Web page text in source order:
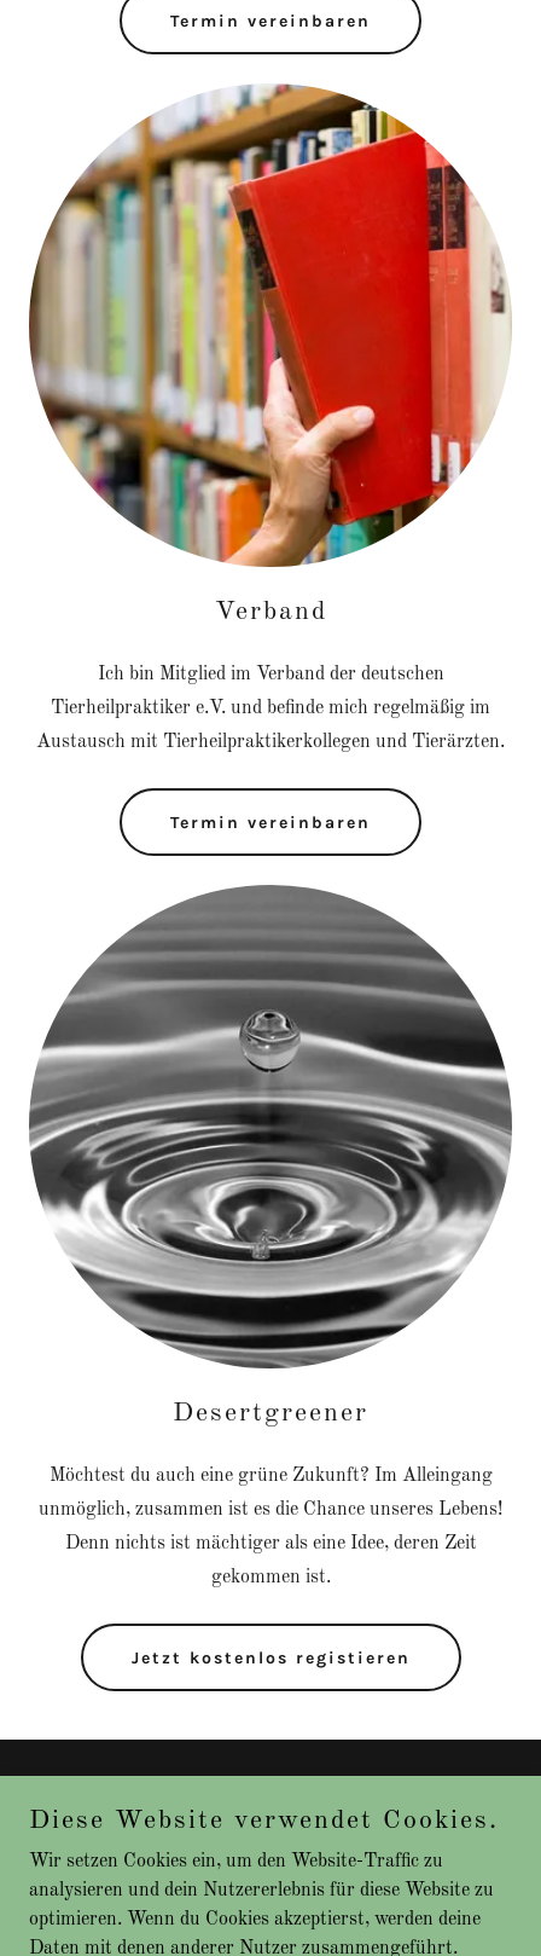
Termin vereinbaren
Verband
Ich bin Mitglied im Verband der deutschen
Tierheilpraktiker e.V. und befinde mich regelmäßig im
Austausch mit Tierheilpraktikerkollegen und Tierärzten.
Termin vereinbaren
Desertgreener
Möchtest du auch eine grüne Zukunft? Im Alleingang
unmöglich, zusammen ist es die Chance unseres Lebens!
Denn nichts ist mächtiger als eine Idee, deren Zeit
gekommen ist.
Jetzt kostenlos registieren
Unterstützt von
Datenschutzerklärung
Diese Website verwendet Cookies.
Wir setzen Cookies ein, um den Website-Traffic zu
analysieren und dein Nutzererlebnis für diese Website zu
optimieren. Wenn du Cookies akzeptierst, werden deine
Daten mit denen anderer Nutzer zusammengeführt.